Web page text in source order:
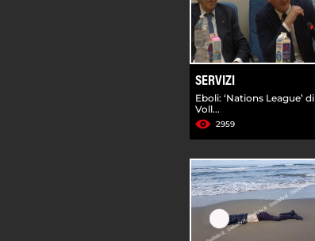
SERVIZI
Eboli: ‘Nations League’ di
Voll...
2959